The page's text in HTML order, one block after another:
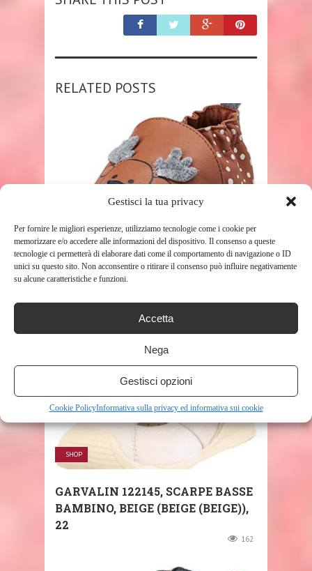
Gestisci la tua privacy
Per fornire le migliori esperienze, utilizziamo tecnologie come i cookie per
memorizzare e/o accedere alle informazioni del dispositivo. Il consenso a queste
tecnologie ci permetterà di elaborare dati come il comportamento di navigazione o ID
unici su questo sito. Non acconsentire o ritirare il consenso può influire negativamente
su alcune caratteristiche e funzioni.
Accetta
Nega
Gestisci opzioni
Cookie PolicyInformativa sulla privacy ed informativa sui cookie
RELATED POSTS
ROBEEZ LITTLE STAG, SCARPE DA
BAMBINI UNISEX-BIMBI 0-24,
SHOP
GARVALIN 122145, SCARPE BASSE
BAMBINO, BEIGE (BEIGE (BEIGE)),
22
162